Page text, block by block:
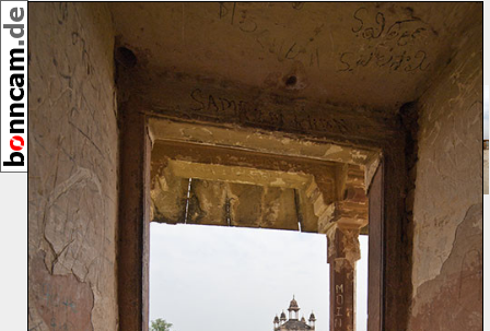
10/2008[23038]
GPS-Höhe: 310m
Umkreis:
⇑ 12m
⇑ 16m